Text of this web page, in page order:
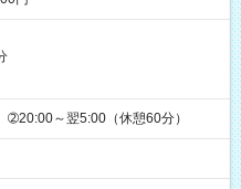
～翌5:00（休憩60分）